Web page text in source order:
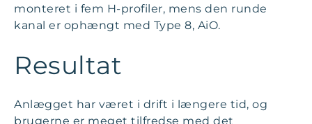
monteret i fem H-profiler, mens den runde
kanal er ophængt med Type 8, AiO.
Resultat
Anlægget har været i drift i længere tid, og
brugerne er meget tilfredse med det